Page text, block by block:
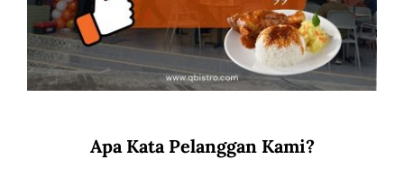
Apa Kata Pelanggan Kami?